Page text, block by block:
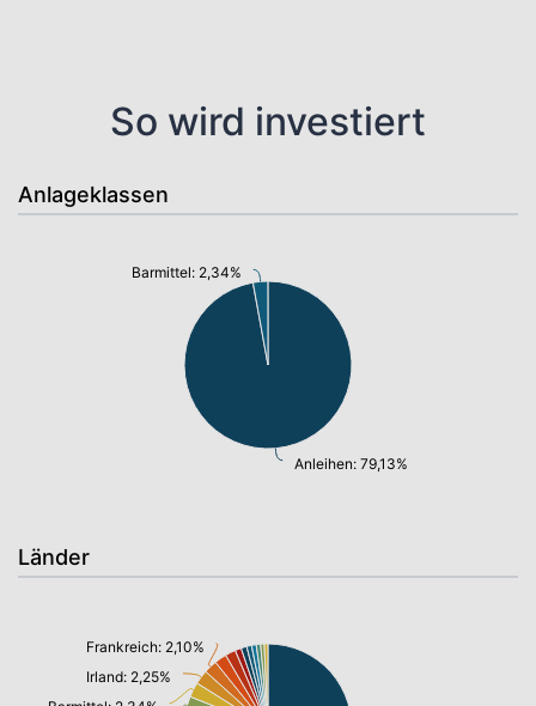
So wird investiert
Anlageklassen
Anleihen: 79,13%
Barmittel: 2,34%
Länder
Irland: 2,25%
Frankreich: 2,10%